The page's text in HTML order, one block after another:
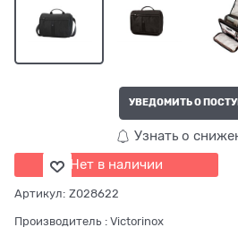
УВЕДОМИТЬ О
Узнать о
Нет в наличии
Артикул: Z028622
Производитель : Victorinox